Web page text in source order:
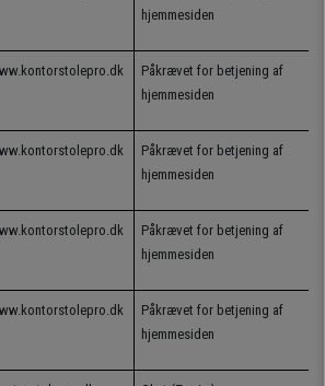
hjemmesiden
Påkrævet for betjening af
hjemmesiden
Påkrævet for betjening af
hjemmesiden
Påkrævet for betjening af
hjemmesiden
Påkrævet for betjening af
hjemmesiden